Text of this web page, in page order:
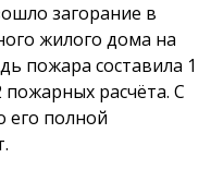
загорание в
жилого дома на
пожара составила 1
расчёта. С
его полной